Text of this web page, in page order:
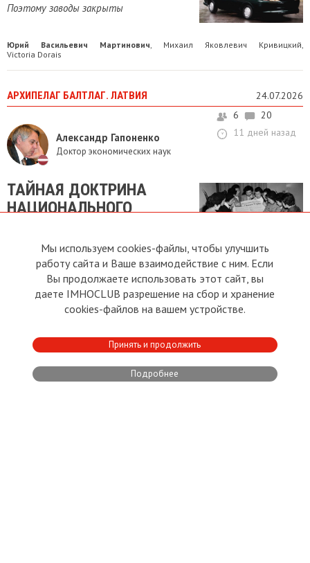
Поэтому заводы закрыты
Юрий Васильевич Мартинович, Михаил Яковлевич Кривицкий,
Victoria Dorais
АРХИПЕЛАГ БАЛТЛАГ. ЛАТВИЯ 24.07.2026
Александр Гапоненко
Доктор экономических наук
6
20
11 дней назад
ТАЙНАЯ ДОКТРИНА
НАЦИОНАЛЬНОГО
Постсоветских стран
Леонид Радченко Сергей Леонидов , Владимир Иванов
Ярослав
Александрович Русаков,Kęstutis Čeponis,Victoria Dorais
Тени Прибалтики
3
8
Мы используем cookies-файлы, чтобы улучшить
работу сайта и Ваше взаимодействие с ним. Если
Вы продолжаете использовать этот сайт, вы
даете IMHOCLUB разрешение на сбор и хранение
cookies-файлов на вашем устройстве.
Принять и продолжить
Подробнее